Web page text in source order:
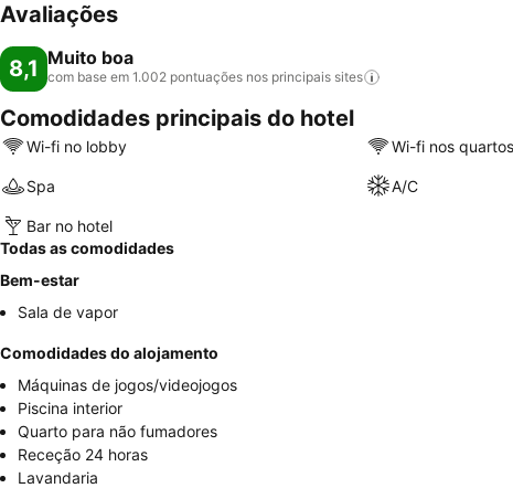
Avaliações
8,1 Muito boa
com base em 1.002 pontuações nos principais sites
Comodidades principais do hotel
Wi-fi no lobby Wi-fi nos quartos
Spa A/C
Bar no hotel
Todas as comodidades
Bem-estar
Sala de vapor
Comodidades do alojamento
Máquinas de jogos/videojogos
Piscina interior
Quarto para não fumadores
Receção 24 horas
Lavandaria